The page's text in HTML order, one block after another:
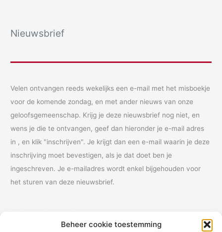
Beheer cookie toestemming
Nieuwsbrief
Velen ontvangen reeds wekelijks een e-mail met het misboekje
voor de komende zondag, en met ander nieuws van onze
geloofsgemeenschap. Krijg je deze nieuwsbrief nog niet, en
wens je die te ontvangen, geef dan hieronder je e-mail adres
in , en klik "inschrijven". Je krijgt dan een e-mail waarin je deze
inschrijving moet bevestigen, als je dat doet ben je
ingeschreven. Je e-mailadres wordt enkel bijgehouden voor
het sturen van deze nieuwsbrief.
Vul je e-mail adres in: